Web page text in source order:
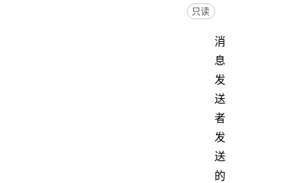
只读
消
息
发
送
者
发
送
的